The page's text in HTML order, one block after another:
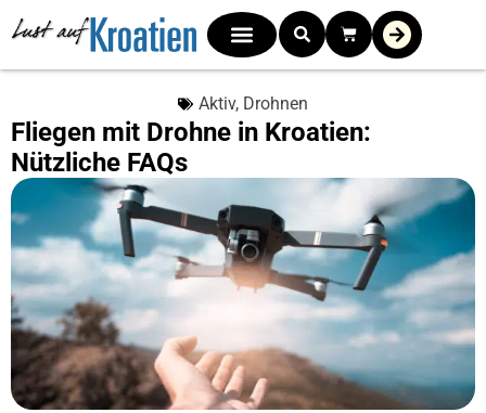
Aktiv, Drohnen
Fliegen mit Drohne in Kroatien:
Nützliche FAQs